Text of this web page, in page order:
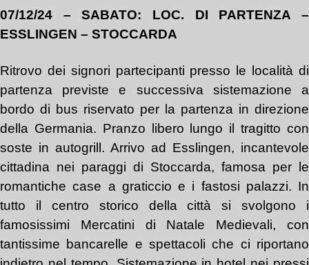
07/12/24 – SABATO: LOC. DI PARTENZA –
ESSLINGEN – STOCCARDA
Ritrovo dei signori partecipanti presso le località di
partenza previste e successiva sistemazione a
bordo di bus riservato per la partenza in direzione
della Germania. Pranzo libero lungo il tragitto con
soste in autogrill. Arrivo ad Esslingen, incantevole
cittadina nei paraggi di Stoccarda, famosa per le
romantiche case a graticcio e i fastosi palazzi. In
tutto il centro storico della città si svolgono i
famosissimi Mercatini di Natale Medievali, con
tantissime bancarelle e spettacoli che ci riportano